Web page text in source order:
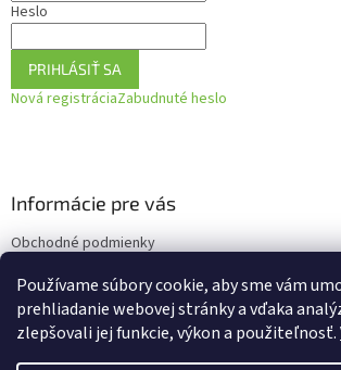
Používame súbory cookie, aby sme vám
prehliadanie webovej stránky a vďaka
zlepšovali jej funkcie, výkon a použiteľnosť.
Heslo
PRIHLÁSIŤ SA
Nová registráciaZabudnuté heslo
Informácie pre vás
Obchodné podmienky
Ako vrátiť tovar